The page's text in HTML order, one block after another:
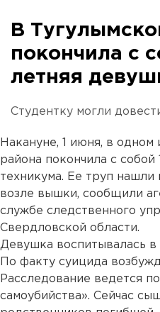
В
покончила с
летняя
Студентку могли
Накануне, 1 июня, в одном
района покончила с собой
техникума. Ее труп нашли
возле вышки, сообщили
службе следственного
Свердловской области.
Девушка воспитывалась в
По факту суицида
Расследование ведется
самоубийства». Сейчас